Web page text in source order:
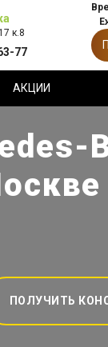
к.8
77
АКЦИИ
ПОЛУЧИТЬ